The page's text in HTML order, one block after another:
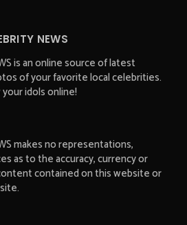
NEWS
is an online source of latest
of your favorite local celebrities.
idols online!
makes no representations,
as to the accuracy, currency or
contained on this website or